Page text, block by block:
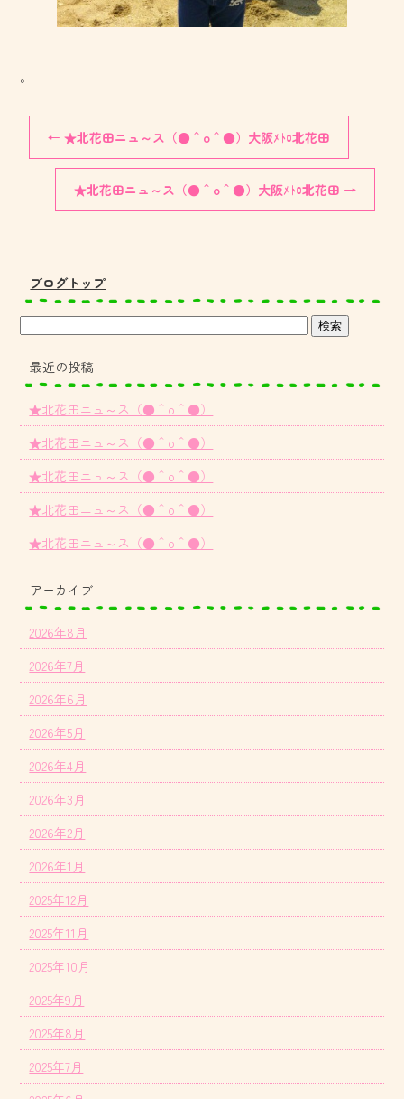
。
← ★北花田ニュ～ス（●＾o＾●）大阪ﾒﾄﾛ北花田
★北花田ニュ～ス（●＾o＾●）大阪ﾒﾄﾛ北花田 →
ブログトップ
最近の投稿
★北花田ニュ～ス（●＾o＾●）
★北花田ニュ～ス（●＾o＾●）
★北花田ニュ～ス（●＾o＾●）
★北花田ニュ～ス（●＾o＾●）
★北花田ニュ～ス（●＾o＾●）
アーカイブ
2026年8月
2026年7月
2026年6月
2026年5月
2026年4月
2026年3月
2026年2月
2026年1月
2025年12月
2025年11月
2025年10月
2025年9月
2025年8月
2025年7月